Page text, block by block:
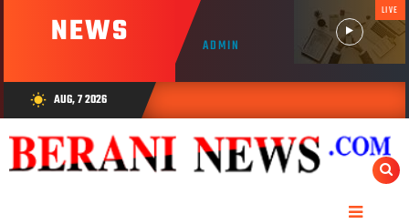
NEWS ADMIN
LIVE
wb_sunny AUG, 7 2026